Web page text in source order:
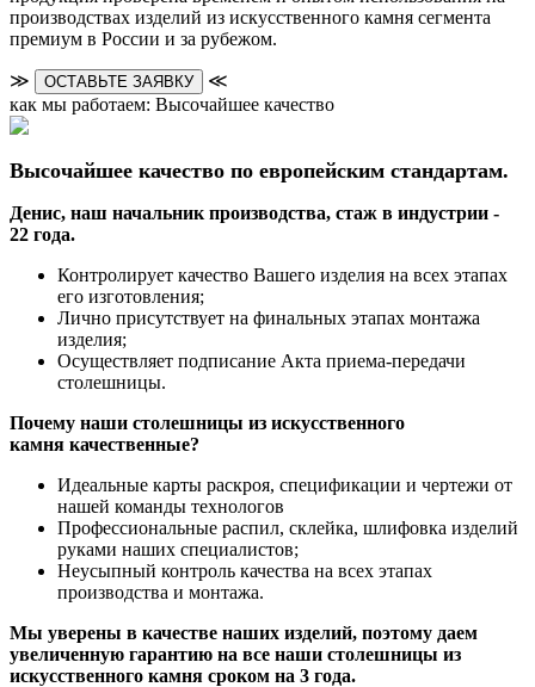
производствах изделий из искусственного камня сегмента
премиум в России и за рубежом.
≫ ОСТАВЬТЕ ЗАЯВКУ
≪
как мы работаем: Высочайшее качество
Высочайшее качество по европейским стандартам.
Денис, наш начальник производства, стаж в индустрии -
22 года.
Контролирует качество Вашего изделия на всех этапах
его изготовления;
Лично присутствует на финальных этапах монтажа
изделия;
Осуществляет подписание Акта приема-передачи
столешницы.
Почему наши столешницы из искусственного
камня качественные?
Идеальные карты раскроя, спецификации и чертежи от
нашей команды технологов
Профессиональные распил, склейка, шлифовка изделий
руками наших специалистов;
Неусыпный контроль качества на всех этапах
производства и монтажа.
Мы уверены в качестве наших изделий, поэтому даем
увеличенную гарантию на все наши столешницы из
искусственного камня сроком на 3 года.